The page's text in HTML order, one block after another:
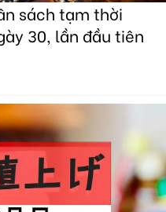
sách tạm thời
30, lần đầu tiên